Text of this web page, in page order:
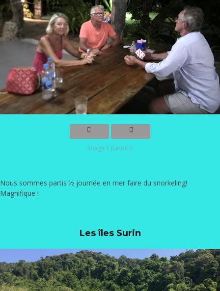
Image 1 parmi 2
Nous sommes partis ½ journée en mer faire du snorkeling!
Magnifique !
Les îles Surin